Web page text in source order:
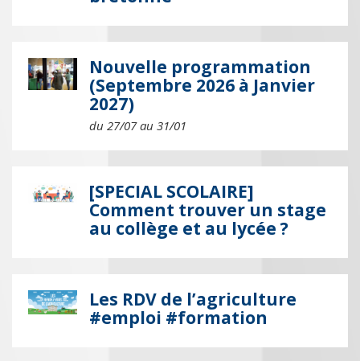
Nouvelle programmation
(Septembre 2026 à Janvier
2027)
du 27/07 au 31/01
[SPECIAL SCOLAIRE]
Comment trouver un stage
au collège et au lycée ?
Les RDV de l’agriculture
#emploi #formation